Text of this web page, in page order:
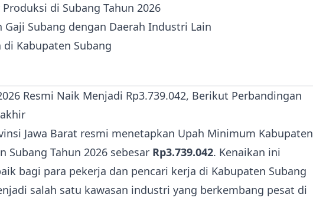
di Subang Tahun 2026
Gaji Subang dengan Daerah Industri Lain
di Kabupaten Subang
Jawa Barat resmi menetapkan Upah Minimum Kabupaten
Subang Tahun 2026 sebesar Rp3.739.042. Kenaikan ini
bagi para pekerja dan pencari kerja di Kabupaten Subang
salah satu kawasan industri yang berkembang pesat di